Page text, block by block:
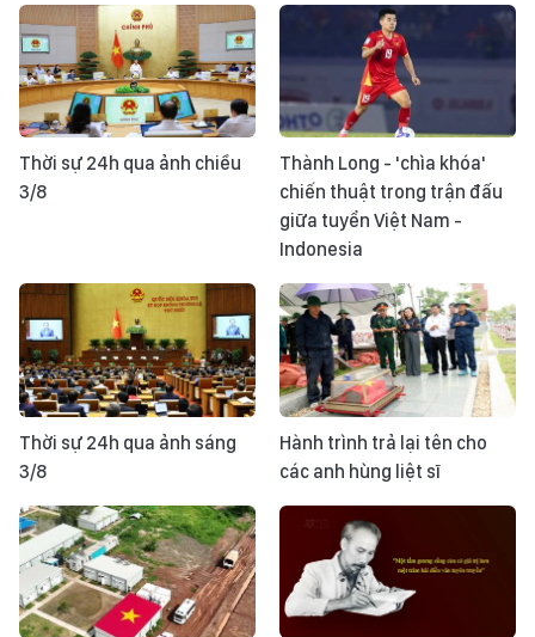
Thời sự 24h qua ảnh chiều
3/8
Thành Long - 'chìa khóa'
chiến thuật trong trận đấu
giữa tuyển Việt Nam -
Indonesia
Thời sự 24h qua ảnh sáng
3/8
Hành trình trả lại tên cho
các anh hùng liệt sĩ